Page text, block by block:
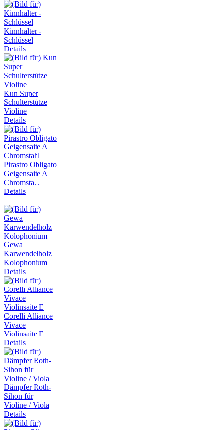
Kinnhalter -
Schlüssel
Details
Kun Super
Schulterstütze
Violine
Details
Pirastro Obligato
Geigensaite A
Chromsta...
Details
Gewa
Karwendelholz
Kolophonium
Details
Corelli Alliance
Vivace
Violinsaite E
Details
Dämpfer Roth-
Sihon für
Violine / Viola
Details